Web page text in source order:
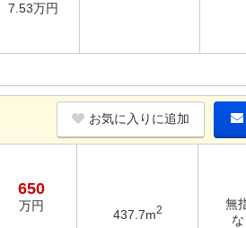
7.53万円
お気に入りに追加
650
万円
437.7m2
無